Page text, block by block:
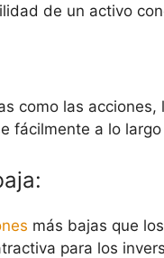
de un activo
como las
fácilmente a lo
más bajas que los
para los